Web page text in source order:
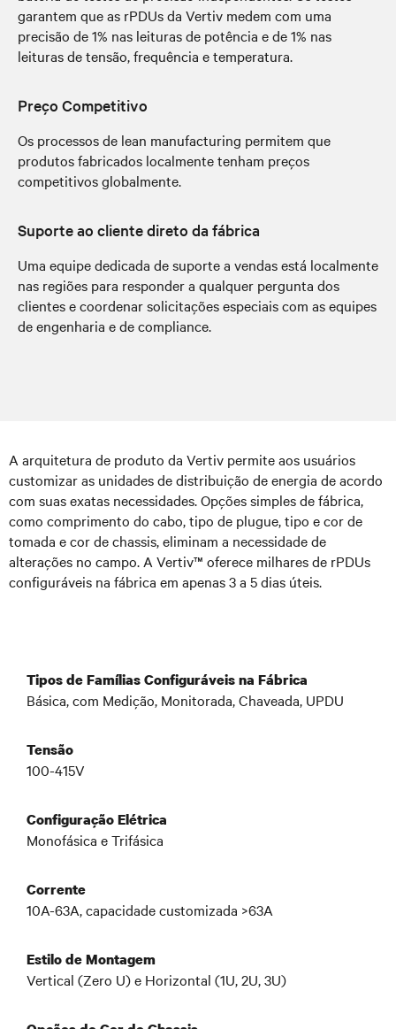
garantem que as rPDUs da Vertiv medem com uma
precisão de 1% nas leituras de potência e de 1% nas
leituras de tensão, frequência e temperatura.
Preço Competitivo
Os processos de lean manufacturing permitem que
produtos fabricados localmente tenham preços
competitivos globalmente.
Suporte ao cliente direto da fábrica
Uma equipe dedicada de suporte a vendas está localmente
nas regiões para responder a qualquer pergunta dos
clientes e coordenar solicitações especiais com as equipes
de engenharia e de compliance.
A arquitetura de produto da Vertiv permite aos usuários
customizar as unidades de distribuição de energia de acordo
com suas exatas necessidades. Opções simples de fábrica,
como comprimento do cabo, tipo de plugue, tipo e cor de
tomada e cor de chassis, eliminam a necessidade de
alterações no campo. A Vertiv™ oferece milhares de rPDUs
configuráveis na fábrica em apenas 3 a 5 dias úteis.
Tipos de Famílias Configuráveis na Fábrica
Básica, com Medição, Monitorada, Chaveada, UPDU
Tensão
100-415V
Configuração Elétrica
Monofásica e Trifásica
Corrente
10A-63A, capacidade customizada >63A
Estilo de Montagem
Vertical (Zero U) e Horizontal (1U, 2U, 3U)